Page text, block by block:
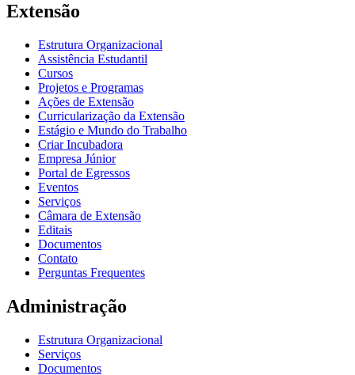
Extensão
Estrutura Organizacional
Assistência Estudantil
Cursos
Projetos e Programas
Ações de Extensão
Curricularização da Extensão
Estágio e Mundo do Trabalho
Criar Incubadora
Empresa Júnior
Portal de Egressos
Eventos
Serviços
Câmara de Extensão
Editais
Documentos
Contato
Perguntas Frequentes
Administração
Estrutura Organizacional
Serviços
Documentos